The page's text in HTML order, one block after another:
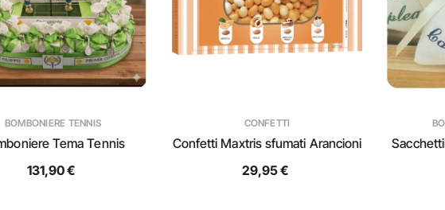
BOMBONIERE TENNIS
Tema Tennis
131,90 €
CONFETTI
Confetti Maxtris sfumati Arancioni
29,95 €